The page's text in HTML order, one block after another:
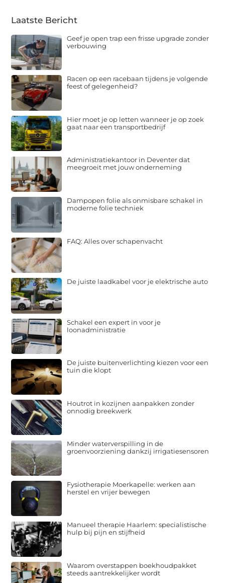
Laatste Bericht
Geef je open trap een frisse upgrade zonder
verbouwing
Racen op een racebaan tijdens je volgende
feest of gelegenheid?
Hier moet je op letten wanneer je op zoek
gaat naar een transportbedrijf
Administratiekantoor in Deventer dat
meegroeit met jouw onderneming
Dampopen folie als onmisbare schakel in
moderne folie techniek
FAQ: Alles over schapenvacht
De juiste laadkabel voor je elektrische auto
Schakel een expert in voor je
loonadministratie
De juiste buitenverlichting kiezen voor een
tuin die klopt
Houtrot in kozijnen aanpakken zonder
onnodig breekwerk
Minder waterverspilling in de
groenvoorziening dankzij irrigatiesensoren
Fysiotherapie Moerkapelle: werken aan
herstel en vrijer bewegen
Manueel therapie Haarlem: specialistische
hulp bij pijn en stijfheid
Waarom overstappen boekhoudpakket
steeds aantrekkelijker wordt